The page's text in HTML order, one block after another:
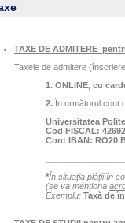
TAXE DE ADMITERE
Taxele de admitere
1. ONLINE, cu
2. În următorul cont
Universitatea
Cod FISCAL:
Cont IBAN: RO20
*În situația plății în
(se va menționa
Exemplu: Taxă de